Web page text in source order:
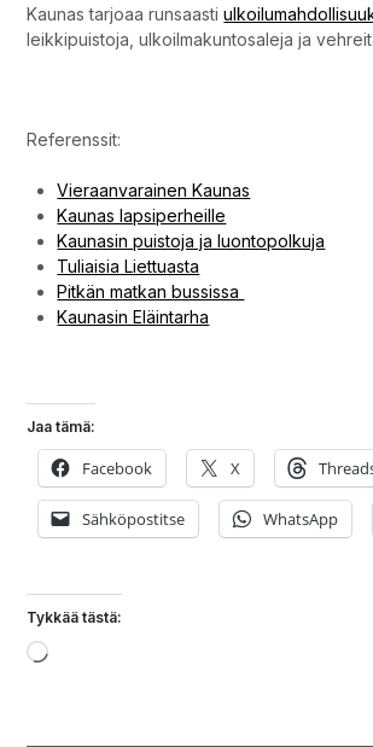
Kaunas tarjoaa runsaasti
leikkipuistoja, ulkoilmakuntosaleja ja
Referenssit:
Vieraanvarainen Kaunas
Kaunas lapsiperheille
Kaunasin puistoja ja luontopolkuja
Tuliaisia Liettuasta
Pitkän matkan bussissa
Kaunasin Eläintarha
Jaa tämä:
Facebook X
Sähköpostitse WhatsApp
Tykkää tästä:
Loading…